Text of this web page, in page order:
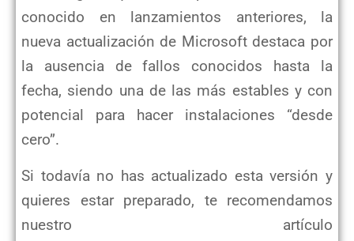
conocido en lanzamientos anteriores, la
nueva actualización de Microsoft destaca por
la ausencia de fallos conocidos hasta la
fecha, siendo una de las más estables y con
potencial para hacer instalaciones “desde
cero”.
Si todavía no has actualizado esta versión y
quieres estar preparado, te recomendamos
nuestro artículo